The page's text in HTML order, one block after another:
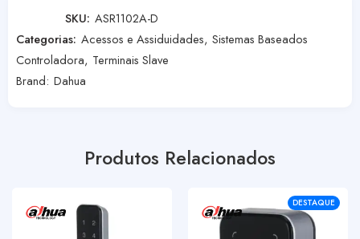
SKU: ASR1102A-D
Categorias: Acessos e Assiduidades, Sistemas Baseados
Controladora, Terminais Slave
Brand: Dahua
Produtos Relacionados
DESTAQUE